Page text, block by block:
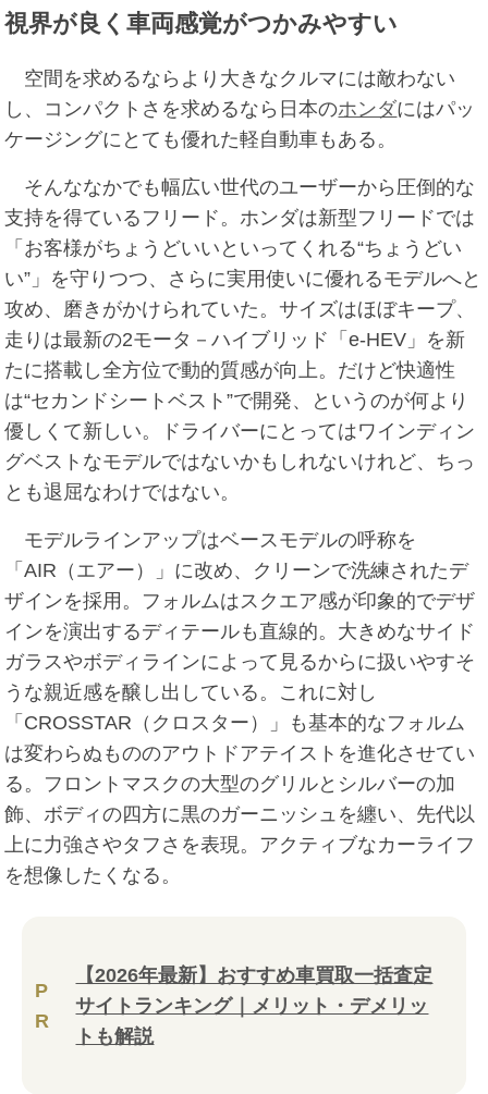
視界が良く車両感覚がつかみやすい
空間を求めるならより大きなクルマには敵わない
し、コンパクトさを求めるなら日本のホンダにはパッ
ケージングにとても優れた軽自動車もある。
そんななかでも幅広い世代のユーザーから圧倒的な
支持を得ているフリード。ホンダは新型フリードでは
「お客様がちょうどいいといってくれる“ちょうどい
い”」を守りつつ、さらに実用使いに優れるモデルへと
攻め、磨きがかけられていた。サイズはほぼキープ、
走りは最新の2モータ－ハイブリッド「e-HEV」を新
たに搭載し全方位で動的質感が向上。だけど快適性
は“セカンドシートベスト”で開発、というのが何より
優しくて新しい。ドライバーにとってはワインディン
グベストなモデルではないかもしれないけれど、ちっ
とも退屈なわけではない。
モデルラインアップはベースモデルの呼称を
「AIR（エアー）」に改め、クリーンで洗練されたデ
ザインを採用。フォルムはスクエア感が印象的でデザ
インを演出するディテールも直線的。大きめなサイド
ガラスやボディラインによって見るからに扱いやすそ
うな親近感を醸し出している。これに対し
「CROSSTAR（クロスター）」も基本的なフォルム
は変わらぬもののアウトドアテイストを進化させてい
る。フロントマスクの大型のグリルとシルバーの加
飾、ボディの四方に黒のガーニッシュを纏い、先代以
上に力強さやタフさを表現。アクティブなカーライフ
を想像したくなる。
P
R
【2026年最新】おすすめ車買取一括査定
サイトランキング｜メリット・デメリッ
トも解説